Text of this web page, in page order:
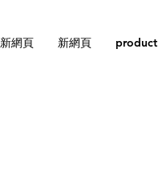
新網頁 新網頁 product